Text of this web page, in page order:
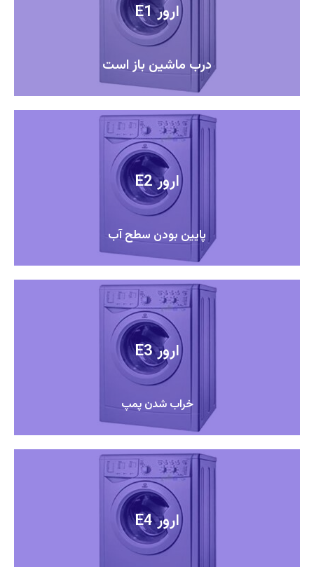
ارور E1
درب ماشین باز است
ارور E2
پایین بودن سطح آب
ارور E3
خراب شدن پمپ
ارور E4